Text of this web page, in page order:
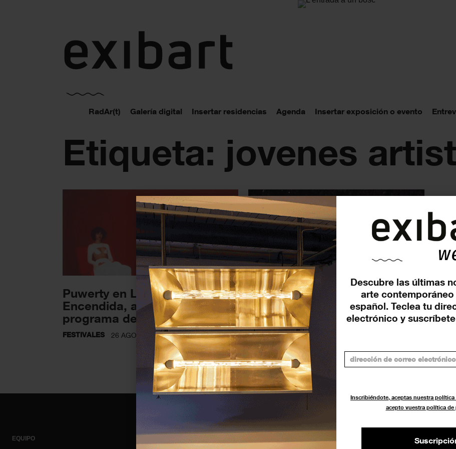
Descubre las últimas
arte
español. Teclea tu
electrónico y
Inscribiéndote, aceptas nuestra
acepto vuestra política de
RadAr(t) Galería digital Insertar residencias Agenda Insertar exposición o evento
Etiqueta: jovenes
Puwerty en La Casa
Encendida, anuncia el
programa de este año
FESTIVALES 26 AGOSTO 2022
00110010, la cápsula de la
memoria, será desenterrada
este agosto
EXPOSICIONES 30 JULIO 2022
EQUIPO